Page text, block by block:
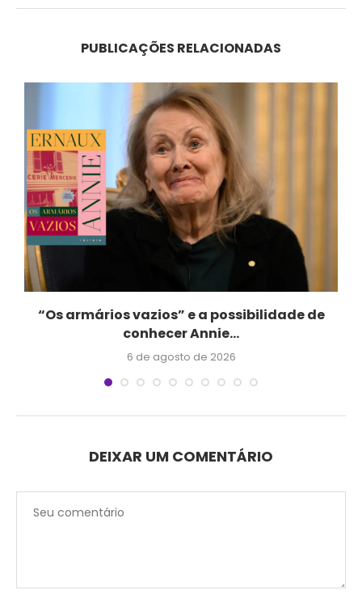
PUBLICAÇÕES RELACIONADAS
“Os armários vazios” e a possibilidade de
conhecer Annie...
6 de agosto de 2026
DEIXAR UM COMENTÁRIO